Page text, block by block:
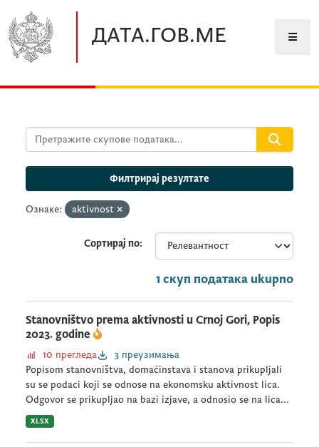
ДАТА.ГОВ.МЕ
Филтрирај резултате
Ознаке: aktivnost
Сортирај по
1 скуп података ukupno
Stanovništvo prema aktivnosti u Crnoj Gori, Popis
2023. godine
10 прегледа
3 преузимања
Popisom stanovništva, domaćinstava i stanova prikupljali
su se podaci koji se odnose na ekonomsku aktivnost lica.
Odgovor se prikupljao na bazi izjave, a odnosio se na lica...
XLSX